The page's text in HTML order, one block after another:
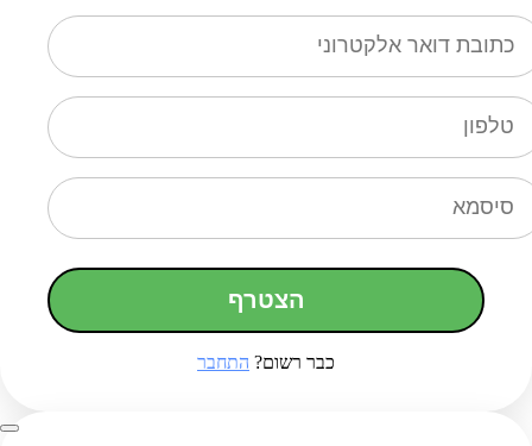
הצטרף
כבר רשום? התחבר